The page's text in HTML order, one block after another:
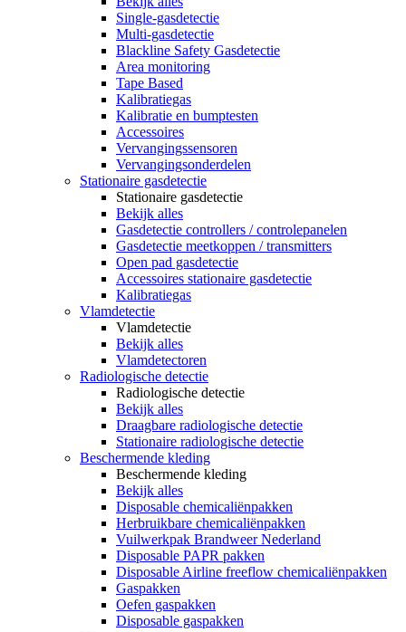
Single-gasdetectie
Multi-gasdetectie
Blackline Safety Gasdetectie
Area monitoring
Tape Based
Kalibratiegas
Kalibratie en bumptesten
Accessoires
Vervangingssensoren
Vervangingsonderdelen
Stationaire gasdetectie
Stationaire gasdetectie
Bekijk alles
Gasdetectie controllers / controlepanelen
Gasdetectie meetkoppen / transmitters
Open pad gasdetectie
Accessoires stationaire gasdetectie
Kalibratiegas
Vlamdetectie
Vlamdetectie
Bekijk alles
Vlamdetectoren
Radiologische detectie
Radiologische detectie
Bekijk alles
Draagbare radiologische detectie
Stationaire radiologische detectie
Beschermende kleding
Beschermende kleding
Bekijk alles
Disposable chemicaliënpakken
Herbruikbare chemicaliënpakken
Vuilwerkpak Brandweer Nederland
Disposable PAPR pakken
Disposable Airline freeflow chemicaliënpakken
Gaspakken
Oefen gaspakken
Disposable gaspakken